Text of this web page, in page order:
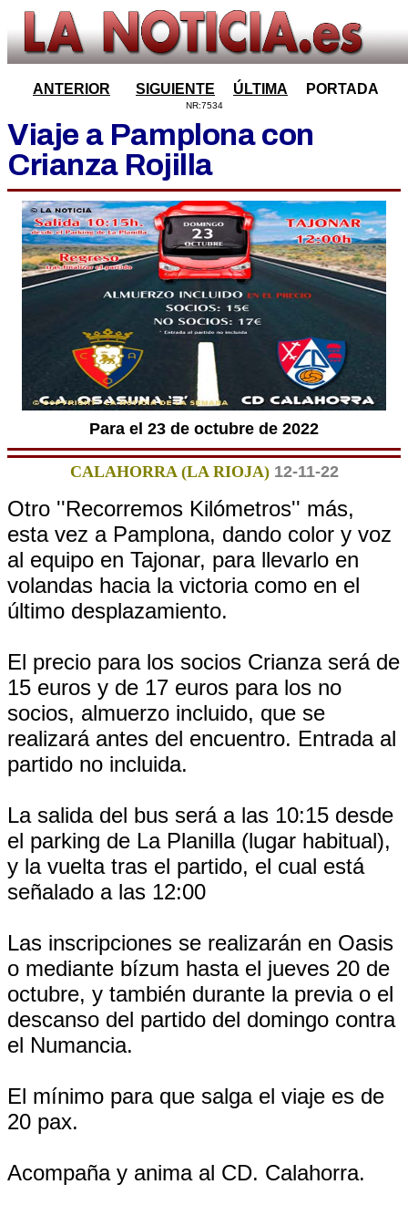
ANTERIOR SIGUIENTE ÚLTIMA PORTADA
NR:7534
Viaje a Pamplona con
Crianza Rojilla
Para el 23 de octubre de 2022
CALAHORRA (LA RIOJA) 12-11-22
Otro ''Recorremos Kilómetros'' más,
esta vez a Pamplona, dando color y voz
al equipo en Tajonar, para llevarlo en
volandas hacia la victoria como en el
último desplazamiento.
El precio para los socios Crianza será de
15 euros y de 17 euros para los no
socios, almuerzo incluido, que se
realizará antes del encuentro. Entrada al
partido no incluida.
La salida del bus será a las 10:15 desde
el parking de La Planilla (lugar habitual),
y la vuelta tras el partido, el cual está
señalado a las 12:00
Las inscripciones se realizarán en Oasis
o mediante bízum hasta el jueves 20 de
octubre, y también durante la previa o el
descanso del partido del domingo contra
el Numancia.
El mínimo para que salga el viaje es de
20 pax.
Acompaña y anima al CD. Calahorra.